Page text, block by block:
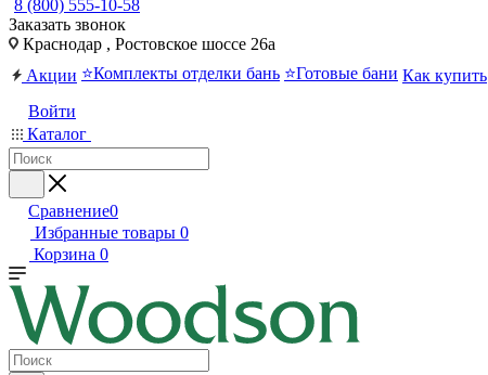
8 (800) 555-10-58
Заказать звонок
Краснодар , Ростовское шоссе 26а
Акции ⭐Комплекты отделки бань ⭐Готовые бани Как купить
Войти
Каталог
Сравнение0
Избранные товары 0
Корзина 0